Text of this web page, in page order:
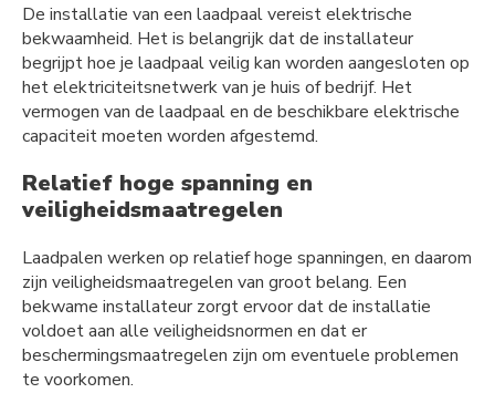
De installatie van een laadpaal vereist elektrische
bekwaamheid. Het is belangrijk dat de installateur
begrijpt hoe je laadpaal veilig kan worden aangesloten op
het elektriciteitsnetwerk van je huis of bedrijf. Het
vermogen van de laadpaal en de beschikbare elektrische
capaciteit moeten worden afgestemd.
Relatief hoge spanning en
veiligheidsmaatregelen
Laadpalen werken op relatief hoge spanningen, en daarom
zijn veiligheidsmaatregelen van groot belang. Een
bekwame installateur zorgt ervoor dat de installatie
voldoet aan alle veiligheidsnormen en dat er
beschermingsmaatregelen zijn om eventuele problemen
te voorkomen.